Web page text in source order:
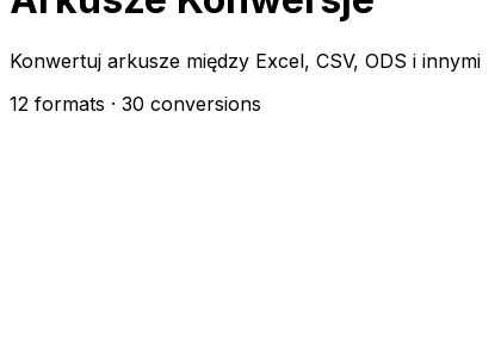
Konwertuj arkusze między Excel, CSV, ODS i innymi
12 formats · 30 conversions